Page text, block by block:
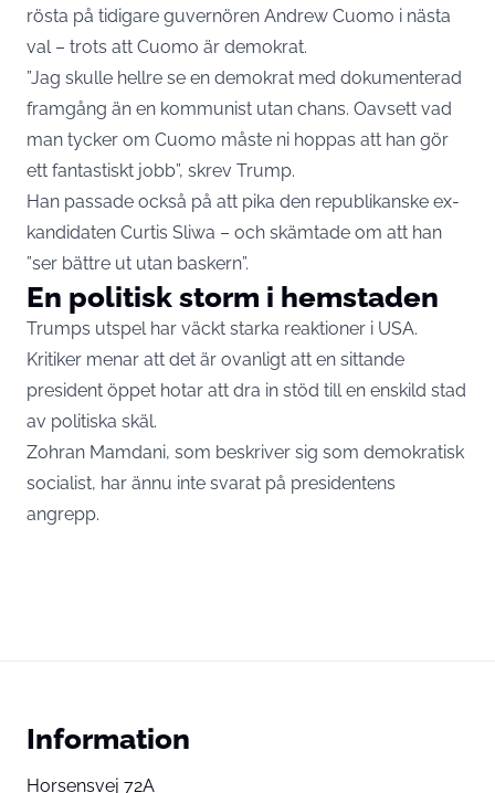
rösta på tidigare guvernören Andrew Cuomo i nästa
val – trots att Cuomo är demokrat.
”Jag skulle hellre se en demokrat med dokumenterad
framgång än en kommunist utan chans. Oavsett vad
man tycker om Cuomo måste ni hoppas att han gör
ett fantastiskt jobb”, skrev Trump.
Han passade också på att pika den republikanske ex-
kandidaten Curtis Sliwa – och skämtade om att han
”ser bättre ut utan baskern”.
En politisk storm i hemstaden
Trumps utspel har väckt starka reaktioner i USA.
Kritiker menar att det är ovanligt att en sittande
president öppet hotar att dra in stöd till en enskild stad
av politiska skäl.
Zohran Mamdani, som beskriver sig som demokratisk
socialist, har ännu inte svarat på presidentens
angrepp.
Information
Horsensvej 72A